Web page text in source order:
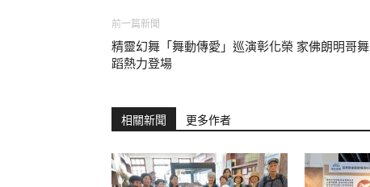
前一篇新聞
精靈幻舞「舞動傳愛」巡演彰化榮 家佛朗明哥舞
蹈熱力登場
相關新聞 更多作者